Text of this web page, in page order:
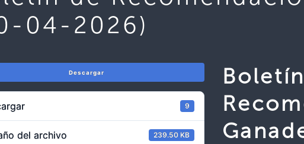
04-2026)
Descargar
9
del archivo 239.50 KB